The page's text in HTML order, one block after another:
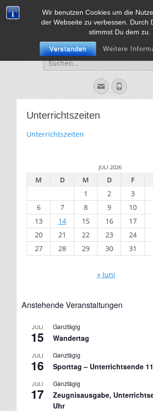
Wir benutzen Cookies um die
der Webseite zu verbessen. Durch
stimmst Du dem zu.
Verstanden Weitere
Vorweg mit Herz, Mut und Verstand
Suche
für:
EmailPhone
Unterrichtszeiten
Unterrichtszeiten
JULI 2026
M D M D F
1
2 3
6
7 8 9 10
13
14 15 16 17
20
21 22 23 24
27
28 29 30 31
« Juni
Anstehende Veranstaltungen
JULI
15
Ganztägig
Wandertag
JULI
16
Ganztägig
Sporttag – Unterrichtsende
JULI
17
Ganztägig
Zeugnisausgabe,
Uhr